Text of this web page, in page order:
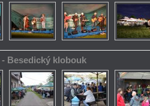
- Besedický klobouk